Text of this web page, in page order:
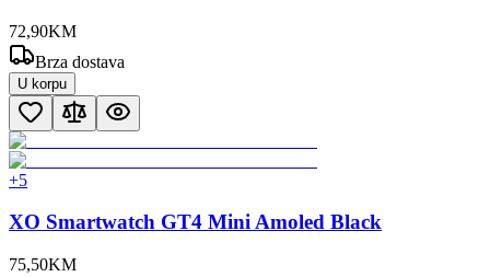
72,90KM
Brza dostava
U korpu
+5
XO Smartwatch GT4 Mini Amoled Black
75,50KM